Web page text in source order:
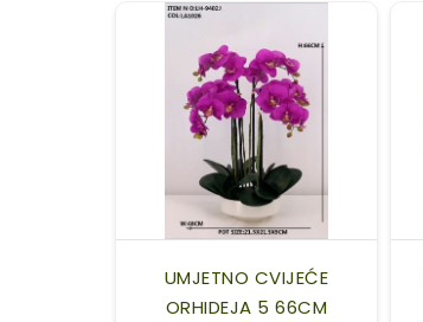
UMJETNO CVIJEĆE
ORHIDEJA 5 66CM